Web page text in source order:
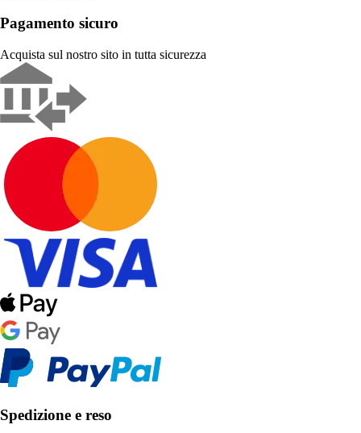
Pagamento sicuro
Acquista sul nostro sito in tutta sicurezza
Spedizione e reso